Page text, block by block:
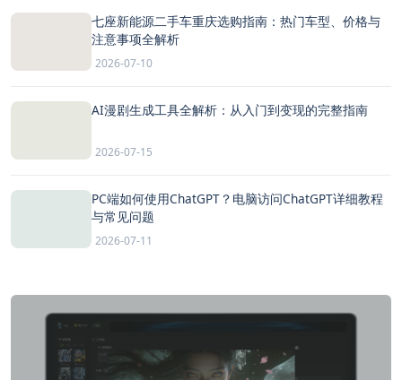
七座新能源二手车重庆选购指南：热门车型、价格与
注意事项全解析
2026-07-10
AI漫剧生成工具全解析：从入门到变现的完整指南
2026-07-15
PC端如何使用ChatGPT？电脑访问ChatGPT详细教程
与常见问题
2026-07-11